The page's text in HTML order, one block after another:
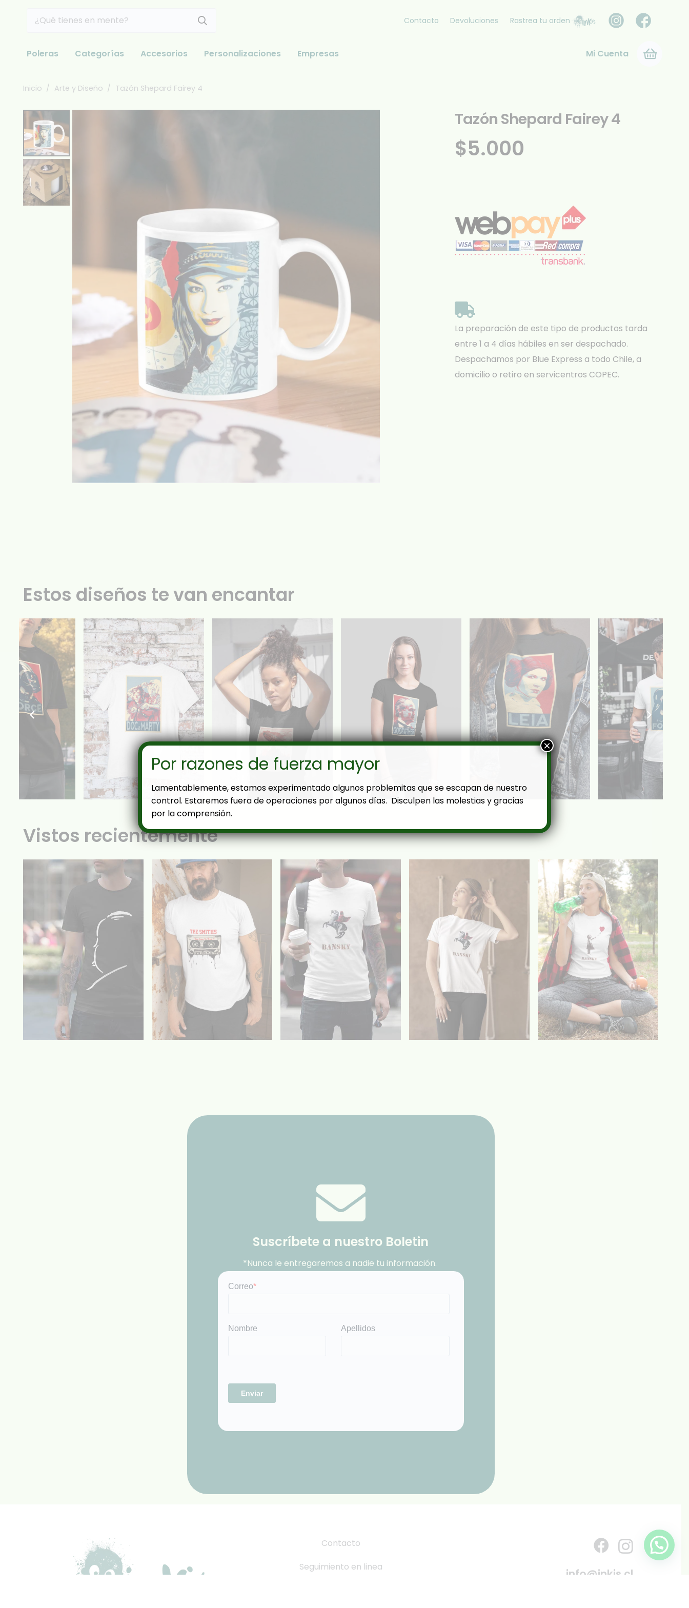
Contacto Devoluciones Rastrea tu orden
Poleras Categorías Accesorios Personalizaciones Empresas Mi Cuenta
Inicio / Arte y Diseño / Tazón Shepard Fairey 4
Tazón Shepard Fairey 4
$5.000
La preparación de este tipo de productos tarda
entre 1 a 4 días hábiles en ser despachado.
Despachamos por Blue Express a todo Chile, a
domicilio o retiro en servicentros COPEC.
Estos diseños te van encantar
Vistos recientemente
Suscríbete a nuestro Boletin
*Nunca le entregaremos a nadie tu información.
Contacto
Seguimiento en linea
info@inkis.cl
Por razones de fuerza mayor
Lamentablemente, estamos experimentado algunos problemitas que se escapan de nuestro
control. Estaremos fuera de operaciones por algunos días. Disculpen las molestias y gracias
por la comprensión.
×